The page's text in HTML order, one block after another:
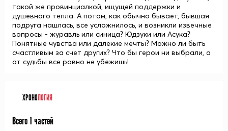
такой же провинциалкой, ищущей поддержки и
душевного тепла. А потом, как обычно бывает, бывшая
подруга нашлась, все усложнилось, и возникли извечные
вопросы - журавль или синица? Юдзуки или Асука?
Понятные чувства или далекие мечты? Можно ли быть
счастливым за счет других? Что бы герои ни выбрали, а
от судьбы все равно не убежишь!
ХРОНОЛОГИЯ
Всего 1 частей